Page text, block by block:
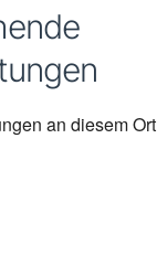
an diesem Ort